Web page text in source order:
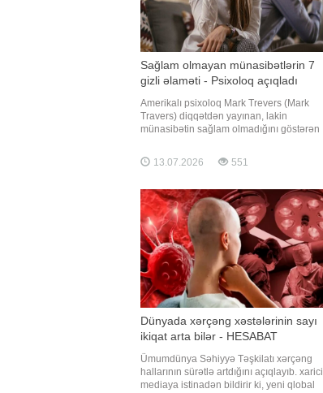
Sağlam olmayan münasibətlərin 7
gizli əlaməti - Psixoloq açıqladı
Amerikalı psixoloq Mark Trevers (Mark
Travers) diqqətdən yayınan, lakin
münasibətin sağlam olmadığını göstərən
nun məlumatına görə, CNBC-də dərc
olunan məqaləsində Trevers bildirib ki, bir
olmayan münasibətlərdə qalır. Onla
13.07.2026 551
Dünyada xərçəng xəstələrinin sayı
ikiqat arta bilər - HESABAT
Ümumdünya Səhiyyə Təşkilatı xərçəng
hallarının sürətlə artdığını açıqlayıb. xarici
mediaya istinadən bildirir ki, yeni qlobal